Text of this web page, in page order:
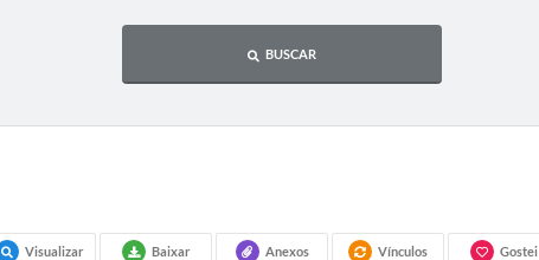
BUSCAR
Visualizar Baixar Anexos Vínculos Gostei